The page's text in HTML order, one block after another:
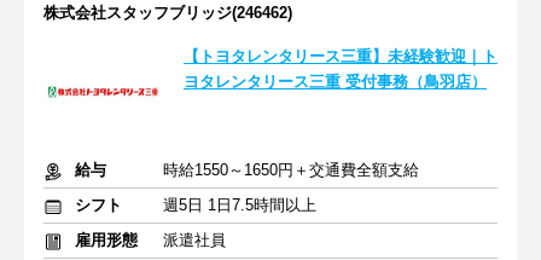
株式会社スタッフブリッジ(246462)
【トヨタレンタリース三重】未経験歓迎｜ト
ヨタレンタリース三重 受付事務（鳥羽店）
給与
時給1550～1650円＋交通費全額支給
シフト
週5日 1日7.5時間以上
雇用形態
派遣社員